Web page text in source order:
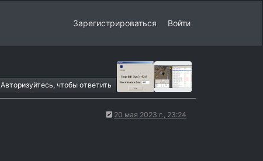
Зарегистрироваться Войти
Авторизуйтесь, чтобы ответить
20 мая 2023 г., 23:24